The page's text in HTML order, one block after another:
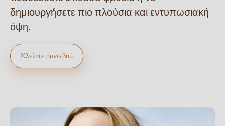
δημιουργήσετε πιο πλούσια και εντυπωσιακή
όψη.
Κλείστε ραντεβού